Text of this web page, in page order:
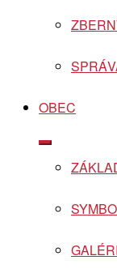
OBEC
Show
menu